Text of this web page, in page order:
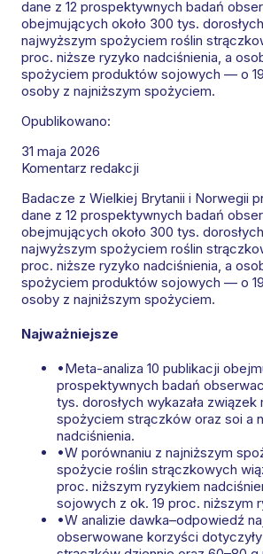
dane z 12 prospektywnych badań
obejmujących około 300 tys.
najwyższym spożyciem roślin
proc. niższe ryzyko nadciśnienia, a
spożyciem produktów sojowych — o
osoby z najniższym spożyciem.
Opublikowano:
31 maja 2026
Komentarz redakcji
Badacze z Wielkiej Brytanii i Norwegii
dane z 12 prospektywnych badań
obejmujących około 300 tys.
najwyższym spożyciem roślin
proc. niższe ryzyko nadciśnienia, a
spożyciem produktów sojowych — o
osoby z najniższym spożyciem.
Najważniejsze
•Meta-analiza 10 publikacji
prospektywnych badań
tys. dorosłych wykazała
spożyciem strączków oraz soi a
nadciśnienia.
•W porównaniu z najniższym
spożycie roślin strączkowych
proc. niższym ryzykiem
sojowych z ok. 19 proc. niższym
•W analizie dawka–odpowiedź
obserwowane korzyści dotyczyły